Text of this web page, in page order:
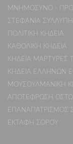
ΜΝΗΜΟΣΥΝΟ -
ΣΤΕΦΑΝΙΑ
ΠΟΛΙΤΙΚΗ ΚΗΔΕΙΑ
ΚΑΘΟΛΙΚΗ ΚΗΔΕΙΑ
ΚΗΔΕΙΑ ΜΑΡΤΥΡΕΣ
ΚΗΔΕΙΑ ΕΛΛΗΝΩΝ
ΜΟΥΣΟΥΛΜΑΝΙΚΗ
ΑΠΟΤΕΦΡΩΣΗ
ΕΠΑΝΑΠΑΤΡΙΣΜΟΣ
ΕΚΤΑΦΗ ΣΟΡΟΥ